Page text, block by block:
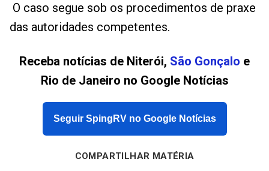
O caso segue sob os procedimentos de praxe
das autoridades competentes.
Receba notícias de Niterói, São Gonçalo e
Rio de Janeiro no Google Notícias
Seguir SpingRV no Google Notícias
COMPARTILHAR MATÉRIA